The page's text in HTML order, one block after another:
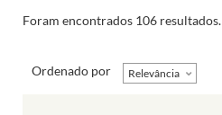
Foram encontrados 106 resultados.
Ordenado por Relevância